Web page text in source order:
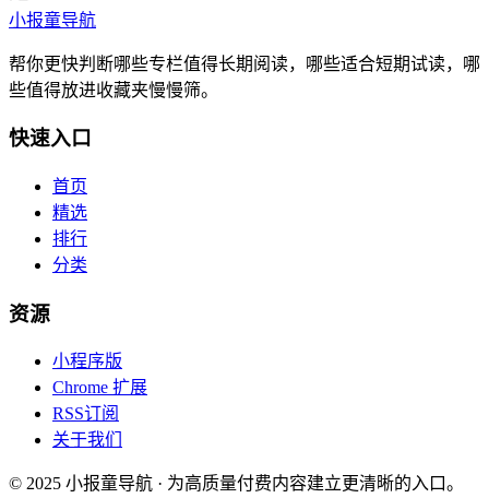
小报童导航
帮你更快判断哪些专栏值得长期阅读，哪些适合短期试读，哪
些值得放进收藏夹慢慢筛。
快速入口
首页
精选
排行
分类
资源
小程序版
Chrome 扩展
RSS订阅
关于我们
© 2025 小报童导航 · 为高质量付费内容建立更清晰的入口。